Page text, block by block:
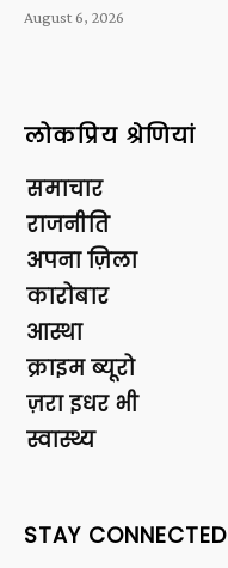
August 6, 2026
लोकप्रिय श्रेणियां
समाचार
राजनीति
अपना ज़िला
कारोबार
आस्था
क्राइम ब्यूरो
ज़रा इधर भी
स्वास्थ्य
STAY CONNECTED